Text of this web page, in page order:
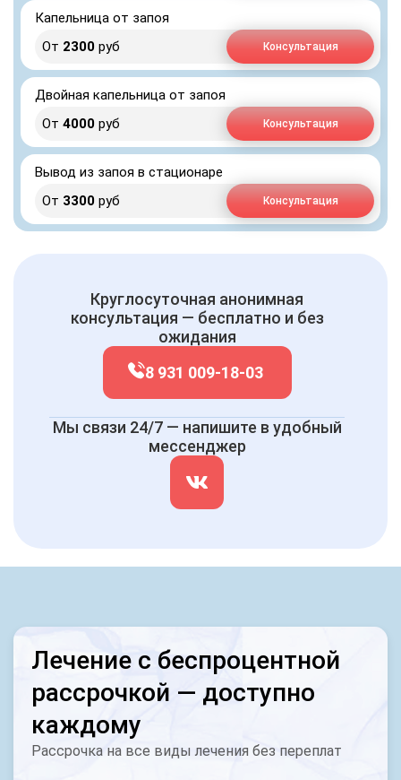
Капельница от запоя
От 2300 руб Консультация
Двойная капельница от запоя
От 4000 руб Консультация
Вывод из запоя в стационаре
От 3300 руб Консультация
Круглосуточная анонимная
консультация — бесплатно и без
ожидания
8 931 009-18-03
Мы связи 24/7 — напишите в удобный
мессенджер
Лечение с беспроцентной
рассрочкой — доступно
каждому
Рассрочка на все виды лечения без переплат